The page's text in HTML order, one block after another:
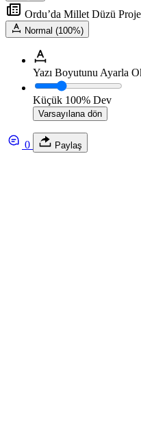
Ordu’da Millet Düzü
Normal (100%)
Yazı Boyutunu Ayarla
Küçük 100% Dev
Varsayılana dön
0 Paylaş